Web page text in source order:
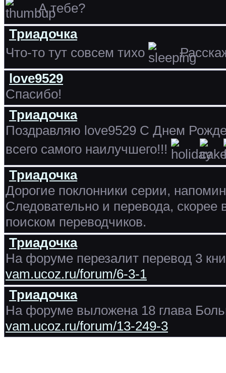
А тебе?
Триадочка
Что-то тут совсем тихо
love9529
Спасибо!
Триадочка
Поздравляю love9529 С Днем
всего самого наилучшего!!!
Триадочка
Дорогие поклонники серии,
Следовательно и перевода,
поиском переводчиков.
Триадочка
На форуме перезалит перевод 3
vam.ucoz.ru/forum/6-3-1
Триадочка
На форуме выложена 18 глава
vam.ucoz.ru/forum/13-249-3